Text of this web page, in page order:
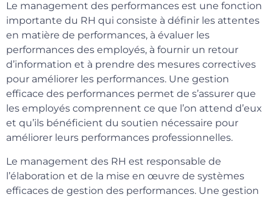
Le management des performances est une fonction
importante du RH qui consiste à définir les attentes
en matière de performances, à évaluer les
performances des employés, à fournir un retour
d’information et à prendre des mesures correctives
pour améliorer les performances. Une gestion
efficace des performances permet de s’assurer que
les employés comprennent ce que l’on attend d’eux
et qu’ils bénéficient du soutien nécessaire pour
améliorer leurs performances professionnelles.
Le management des RH est responsable de
l’élaboration et de la mise en œuvre de systèmes
efficaces de gestion des performances. Une gestion